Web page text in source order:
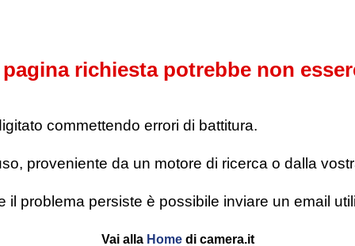
pagina richiesta potrebbe non
commettendo errori di battitura.
proveniente da un motore di ricerca o dalla
il problema persiste è possibile inviare un email
Vai alla Homedi camera.it